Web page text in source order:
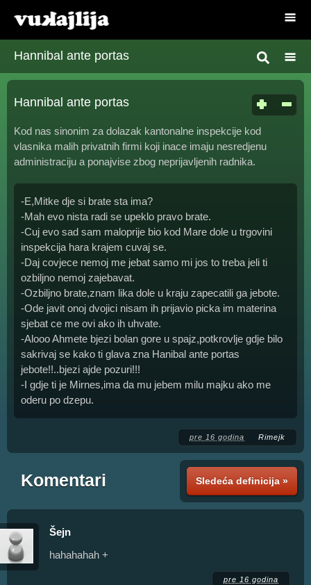
Hannibal ante portas
Hannibal ante portas
Kod nas sinonim za dolazak kantonalne inspekcije kod
vlasnika malih privatnih firmi koji inace imaju nesredjenu
administraciju a ponajvise zbog neprijavljenih radnika.
-E,Mitke dje si brate sta ima?
-Mah evo nista radi se upeklo pravo brate.
-Cuj evo sad sam maloprije bio kod Mare dole u trgovini
inspekcija hara krajem cuvaj se.
-Daj covjece nemoj me jebat samo mi jos to treba jeli ti
ozbiljno nemoj zajebavat.
-Ozbiljno brate,znam lika dole u kraju zapecatili ga jebote.
-Ode javit onoj dvojici nisam ih prijavio picka im materina
sjebat ce me ovi ako ih uhvate.
-Alooo Ahmete bjezi bolan gore u spajz,potkrovlje gdje bilo
sakrivaj se kako ti glava zna Hanibal ante portas
jebote!!..bjezi ajde pozuri!!!
-I gdje ti je Mirnes,ima da mu jebem milu majku ako me
oderu po dzepu.
pre 16 godina Rimejk
Sledeća definicija »
Komentari
Šejn
hahahahah +
pre 16 godina